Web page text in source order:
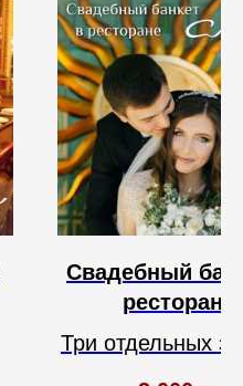
Свадебный
ресторане
Три отдельных
20/30/45